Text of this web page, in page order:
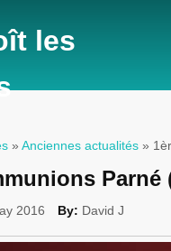
les
ici
» Anciennes actualités »
Parné
2016 By: David J